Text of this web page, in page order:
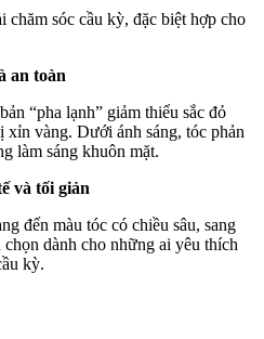
sóc cầu kỳ, đặc biệt hợp cho
an toàn
“pha lạnh” giảm thiểu sắc đỏ
vàng. Dưới ánh sáng, tóc phản
làm sáng khuôn mặt.
và tối giản
đến màu tóc có chiều sâu, sang
dành cho những ai yêu thích
kỳ.